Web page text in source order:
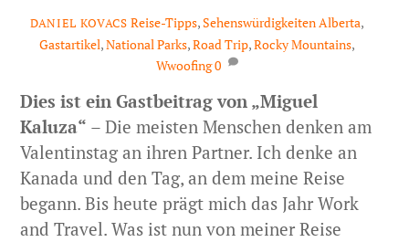
DANIEL KOVACS Reise-Tipps,Sehenswürdigkeiten Alberta,
Gastartikel,National Parks,Road Trip,Rocky Mountains,
Wwoofing0
Dies ist ein Gastbeitrag von „Miguel
Kaluza“ – Die meisten Menschen denken am
Valentinstag an ihren Partner. Ich denke an
Kanada und den Tag, an dem meine Reise
begann. Bis heute prägt mich das Jahr Work
and Travel. Was ist nun von meiner Reise